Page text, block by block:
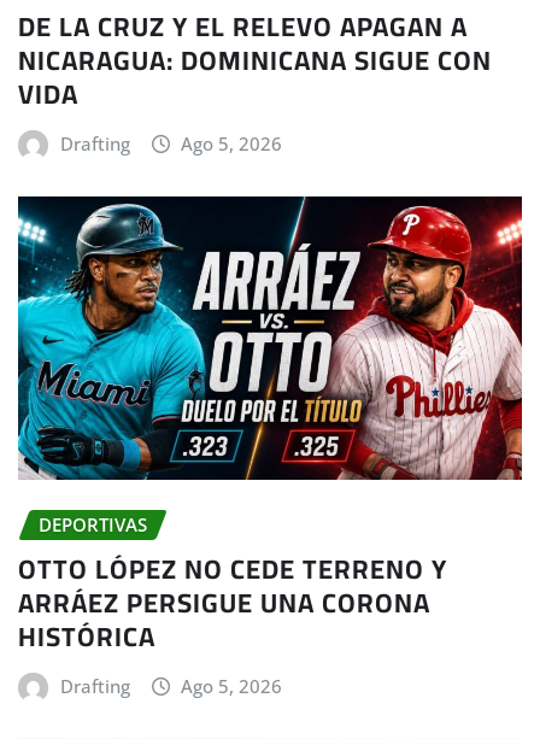
DE LA CRUZ Y EL RELEVO APAGAN A
NICARAGUA: DOMINICANA SIGUE CON
VIDA
Drafting Ago 5, 2026
DEPORTIVAS
OTTO LÓPEZ NO CEDE TERRENO Y
ARRÁEZ PERSIGUE UNA CORONA
HISTÓRICA
Drafting Ago 5, 2026